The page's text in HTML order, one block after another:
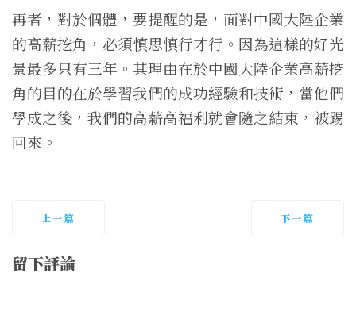
再者，對於個體，要提醒的是，面對中國大陸企業
的高薪挖角，必須慎思慎行才行。因為這樣的好光
景最多只有三年。其理由在於中國大陸企業高薪挖
角的目的在於學習我們的成功經驗和技術，當他們
學成之後，我們的高薪高福利就會隨之結束，被踢
回來。
上一篇 下一篇
留下評論